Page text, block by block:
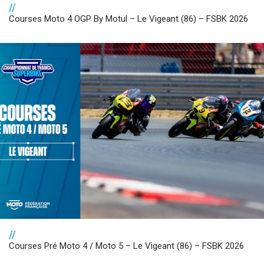
//
Courses Moto 4 OGP By Motul – Le Vigeant (86) – FSBK 2026
//
Courses Pré Moto 4 / Moto 5 – Le Vigeant (86) – FSBK 2026